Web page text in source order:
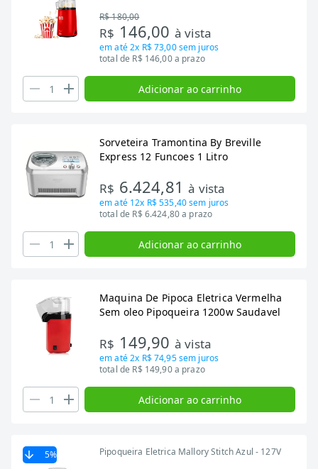
R$ 180,00
R$ 146,00 à vista
em até2x R$ 73,00sem juros
total de R$ 146,00 a prazo
Adicionar ao carrinho
Sorveteira Tramontina By Breville
Express 12 Funcoes 1 Litro
R$ 6.424,81à vista
em até 12x R$ 535,40sem juros
total de R$ 6.424,80 a prazo
Adicionar ao carrinho
Maquina De Pipoca Eletrica Vermelha
Sem oleo Pipoqueira 1200w Saudavel
R$ 149,90 à vista
em até2x R$ 74,95sem juros
total de R$ 149,90 a prazo
Adicionar ao carrinho
5% Pipoqueira Eletrica Mallory Stitch Azul - 127V